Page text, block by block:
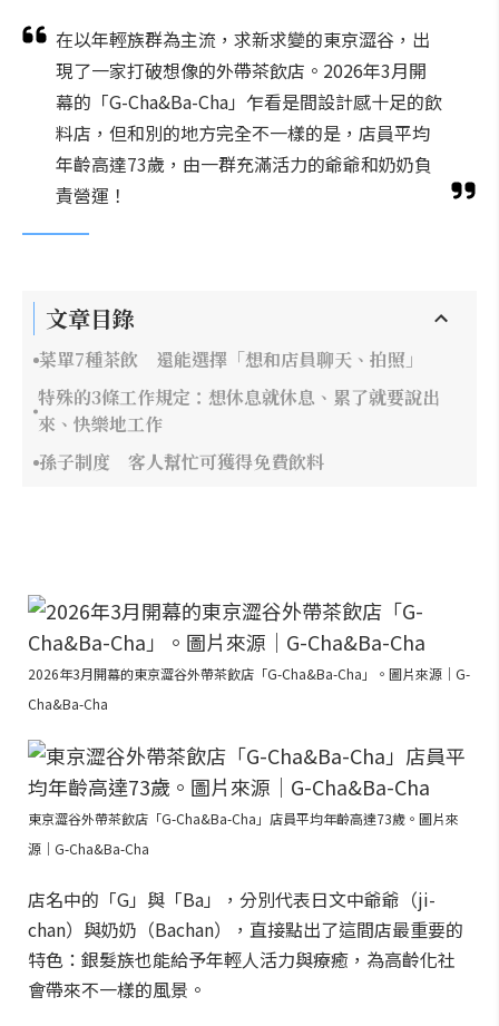
在以年輕族群為主流，求新求變的東京澀谷，出
現了一家打破想像的外帶茶飲店。2026年3月開
幕的「G-Cha&Ba-Cha」乍看是間設計感十足的飲
料店，但和別的地方完全不一樣的是，店員平均
年齡高達73歲，由一群充滿活力的爺爺和奶奶負
責營運！
文章目錄
菜單7種茶飲 還能選擇「想和店員聊天、拍照」
特殊的3條工作規定：想休息就休息、累了就要說出
來、快樂地工作
孫子制度 客人幫忙可獲得免費飲料
2026年3月開幕的東京澀谷外帶茶飲店「G-Cha&Ba-Cha」。圖片來源｜G-
Cha&Ba-Cha
東京澀谷外帶茶飲店「G-Cha&Ba-Cha」店員平均年齡高達73歲。圖片來
源｜G-Cha&Ba-Cha
店名中的「G」與「Ba」，分別代表日文中爺爺（ji-
chan）與奶奶（Bachan），直接點出了這間店最重要的
特色：銀髮族也能給予年輕人活力與療癒，為高齡化社
會帶來不一樣的風景。